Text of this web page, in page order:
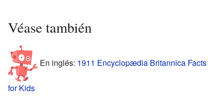
Véase también
En inglés: 1911 Encyclopædia Britannica Facts
for Kids